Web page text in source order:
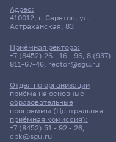
Адрес:
410012, г. Саратов, ул.
Астраханская, 83
Приёмная ректора:
+7 (8452) 26 - 16 - 96, 8 (937)
811-67-46, rector@sgu.ru
Отдел по организации
приёма на основные
образовательные
программы (Центральная
приёмная комиссия):
+7 (8452) 51 - 92 - 26,
cpk@sgu.ru